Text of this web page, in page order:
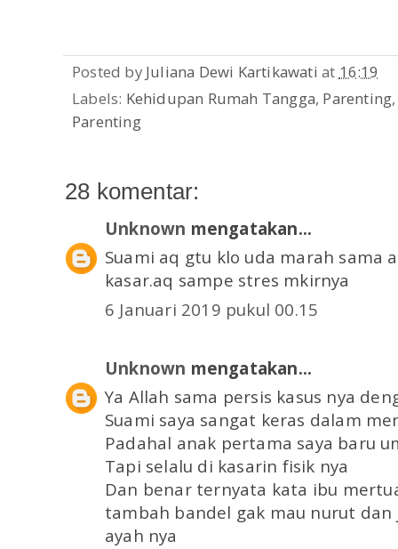
Posted by Juliana Dewi Kartikawati at 16:19
Labels: Kehidupan Rumah Tangga, Parenting
Parenting
28 komentar:
Unknown mengatakan...
Suami aq gtu klo uda marah sama
kasar.aq sampe stres mkirnya
6 Januari 2019 pukul 00.15
Unknown mengatakan...
Ya Allah sama persis kasus nya
Suami saya sangat keras dalam
Padahal anak pertama saya baru
Tapi selalu di kasarin fisik nya
Dan benar ternyata kata ibu
tambah bandel gak mau nurut
ayah nya